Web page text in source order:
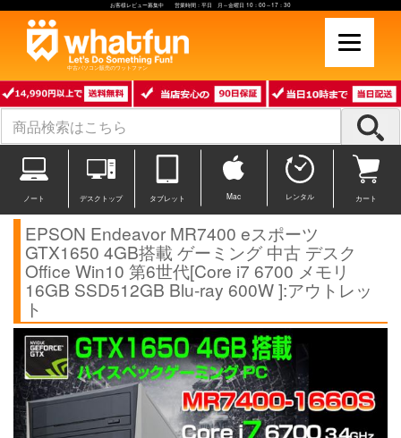
お客様レビュー募集中 営業時間：平日 月～金曜日 10：00～17：30
中古パソコン販売のワットファン
ノート デスクトップ タブレット Mac レンタル カート
EPSON Endeavor MR7400 eスポーツ
GTX1650 4GB搭載 ゲーミング 中古 デスク
Office Win10 第6世代[Core i7 6700 メモリ
16GB SSD512GB Blu-ray 600W ]:アウトレッ
ト